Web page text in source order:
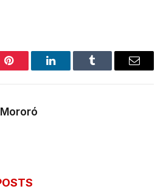
Pinterest LinkedInTumblr
E-